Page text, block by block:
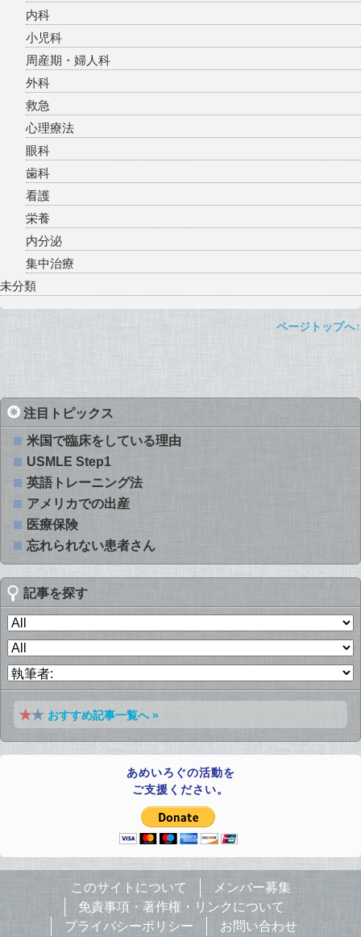
内科
小児科
周産期・婦人科
外科
救急
心理療法
眼科
歯科
看護
栄養
内分泌
集中治療
未分類
ページトップへ↑
注目トピックス
米国で臨床をしている理由
USMLE Step1
英語トレーニング法
アメリカでの出産
医療保険
忘れられない患者さん
記事を探す
おすすめ記事一覧へ »
あめいろぐの活動を
ご支援ください。
このサイトについて
メンバー募集
免責事項・著作権・リンクについて
プライバシーポリシー
お問い合わせ